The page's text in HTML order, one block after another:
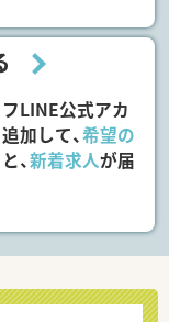
LINE公式アカ
加して、希望の
、新着求人が届